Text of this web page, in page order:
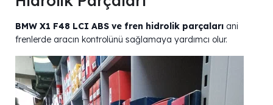
BMW X1 F48 LCI ABS ve fren hidrolik parçaları ani
frenlerde aracın kontrolünü sağlamaya yardımcı olur.